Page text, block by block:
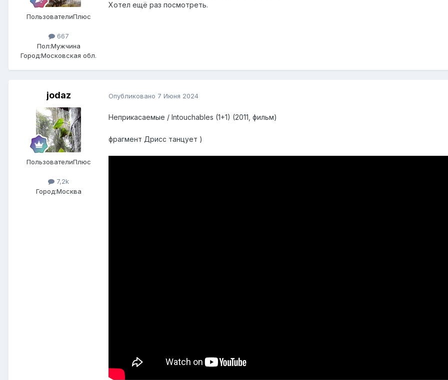
ПользователиПлюс
667
Пол:Мужчина
Город:Московская обл.
Хотел ещё раз посмотреть.
jodaz
ПользователиПлюс
7,2k
Город:Москва
Опубликовано 7 Июня 2024
Неприкасаемые / Intouchables (1+1) (2011, фильм)
фрагмент Дрисс танцует )